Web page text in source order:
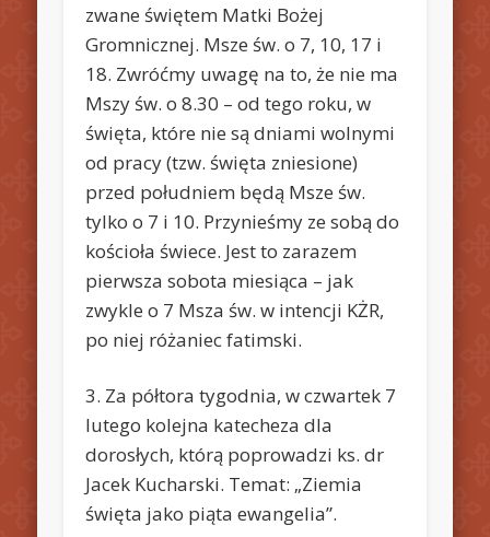
zwane świętem Matki Bożej
Gromnicznej. Msze św. o 7, 10, 17 i
18. Zwróćmy uwagę na to, że nie ma
Mszy św. o 8.30 – od tego roku, w
święta, które nie są dniami wolnymi
od pracy (tzw. święta zniesione)
przed południem będą Msze św.
tylko o 7 i 10. Przynieśmy ze sobą do
kościoła świece. Jest to zarazem
pierwsza sobota miesiąca – jak
zwykle o 7 Msza św. w intencji KŻR,
po niej różaniec fatimski.
3. Za półtora tygodnia, w czwartek 7
lutego kolejna katecheza dla
dorosłych, którą poprowadzi ks. dr
Jacek Kucharski. Temat: „Ziemia
święta jako piąta ewangelia”.